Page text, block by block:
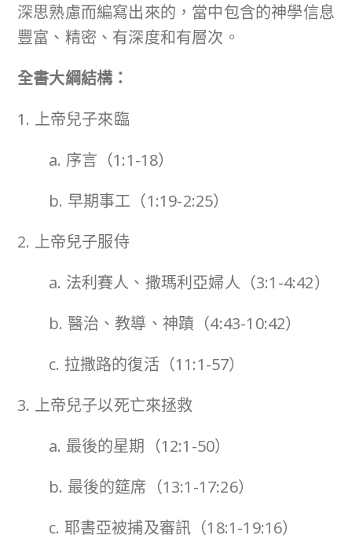
深思熟慮而編寫出來的，當中包含的神學信息
豐富、精密、有深度和有層次。
全書大綱結構：
1. 上帝兒子來臨
a. 序言（1:1-18）
b. 早期事工（1:19-2:25）
2. 上帝兒子服侍
a. 法利賽人、撒瑪利亞婦人（3:1-4:42）
b. 醫治、教導、神蹟（4:43-10:42）
c. 拉撒路的復活（11:1-57）
3. 上帝兒子以死亡來拯救
a. 最後的星期（12:1-50）
b. 最後的筵席（13:1-17:26）
c. 耶書亞被捕及審訊（18:1-19:16）